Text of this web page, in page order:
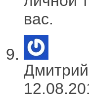
вас.
Дмитрий